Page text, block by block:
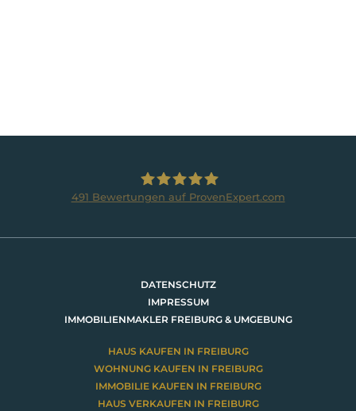
491 Bewertungen auf ProvenExpert.com
DATENSCHUTZ
IMPRESSUM
IMMOBILIENMAKLER FREIBURG & UMGEBUNG
HAUS KAUFEN IN FREIBURG
WOHNUNG KAUFEN IN FREIBURG
IMMOBILIE KAUFEN IN FREIBURG
HAUS VERKAUFEN IN FREIBURG